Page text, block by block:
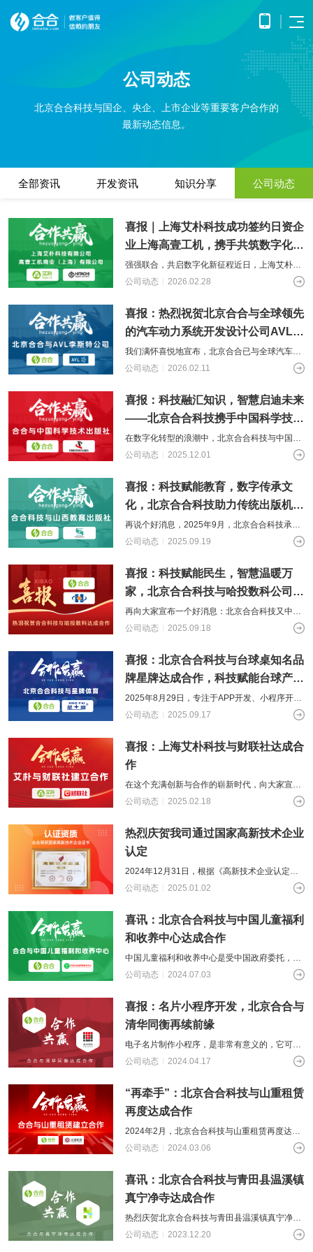
网站开发
公众号开发
AI开发
智能物联网
UI设计
案例
方案
电子商务解决方案
O2O解决方案
在线教育解决方案
社交解决方案
互联网金融解决方案
大数据解决方案
物联网解决方案
HHSHOP
18600118988 (wx)
APP
分
析、
计、
产品
研
发、
测
试、
部署
小程
原生
框架
小程
术服
务
发技术
业官网
建设、
HTML5
应用开
发、手
机微网
以及中
大型网
站开发
公众
号开
微信
公众
平台
所提
供的
接口
能，
开发
和构
建自
定义
的功
能与
服务
鸿蒙
APP
开发
基于
华为
鸿蒙
系统
的智
能应
用开
发
AI开
发
为企
供基
于大
模型
的
AIGC
应用
开发
物联
网
智能
物联
网定
发，
帮助
客户
实现
软件
和硬
链接
UI设
计
研
究、
界面
布
局、
色彩
到交
互设
计的
全方
位解
决方
案
电子
解决
线上
务平
台
O2O
线上
与线
下，
化消
费体
验
方案
构建
高效
程学
习平
台
社交
解决
高效
互动
的交
流平
台，
拉近
人之
间的
距离
网金
融解
决方
案
融合
据风
控，
提升
服务
效
引领
金融
科技
代
大数
据解
挖掘
数据
值，
驱动
智能
化
物联
网解
决方
案
实现
联，
推动
智慧
生活
业升
公司动态
北京合合科技与国企、央企、上市企业等重要客户合作的
最新动态信息。
全部资讯 开发资讯 知识分享 公司动态
喜报｜上海艾朴科技成功签约日资企
业上海高壹工机，携手共筑数字化新
篇章
强强联合，共启数字化新征程近日，上海艾朴科
技凭借深厚的技术积淀和卓越的项目交付能力，
公司动态 2026.02.28
喜报：热烈祝贺北京合合与全球领先
的汽车动力系统开发设计公司AVL达
成合作
我们满怀喜悦地宣布，北京合合已与全球汽车及
动力系统技术领域的领导者——AVL李斯特公司
公司动态 2026.02.11
喜报：科技融汇知识，智慧启迪未来
——北京合合科技携手中国科学技术
出版社，共推教育数字化新篇
在数字化转型的浪潮中，北京合合科技与中国科
学技术出版社达成重要合作，双方聚焦教育领
公司动态 2025.12.01
喜报：科技赋能教育，数字传承文
化，北京合合科技助力传统出版机构
数字化转型
再说个好消息，2025年9月，北京合合科技承接
了山西教育出版社官网升级项目，双方将共同打
公司动态 2025.09.19
喜报：科技赋能民生，智慧温暖万
家，北京合合科技与哈投数科公司达
成合作
再向大家宣布一个好消息：北京合合科技又中标
一新项目。北京合合科技与哈投数字科技公司正
公司动态 2025.09.18
喜报：北京合合科技与台球桌知名品
牌星牌达成合作，科技赋能台球产业
升级
2025年8月29日，专注于APP开发、小程序开发
的北京合合科技又合作了新的知名品牌——星牌
公司动态 2025.09.17
喜报：上海艾朴科技与财联社达成合
作
在这个充满创新与合作的崭新时代，向大家宣布
一项重大喜报：上海艾朴科技与财联社正式达成
公司动态 2025.02.18
热烈庆贺我司通过国家高新技术企业
认定
2024年12月31日，根据《高新技术企业认定管
理办法》（国科发火〔2016〕32号）和《高新
公司动态 2025.01.02
喜讯：北京合合科技与中国儿童福利
和收养中心达成合作
中国儿童福利和收养中心是受中国政府委托，负
责涉外收养具体事务，承担社会福利机构儿童养
公司动态 2024.07.03
喜报：名片小程序开发，北京合合与
清华同衡再续前缘
电子名片制作小程序，是非常有意义的，它可以
帮助提升个人专业形象，可以让个人更加灵活的
公司动态 2024.04.17
“再牵手”：北京合合科技与山重租赁
再度达成合作
2024年2月，北京合合科技与山重租赁再度达成
合作，承接开发山重租赁APP营业日报项目的再
公司动态 2024.03.06
喜讯：北京合合科技与青田县温溪镇
真宁净寺达成合作
热烈庆贺北京合合科技与青田县温溪镇真宁净寺
达成合作，主要是共同研发《弘愿之音
公司动态 2023.12.20